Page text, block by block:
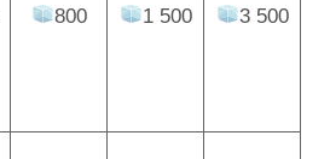
800 1 500 3 500